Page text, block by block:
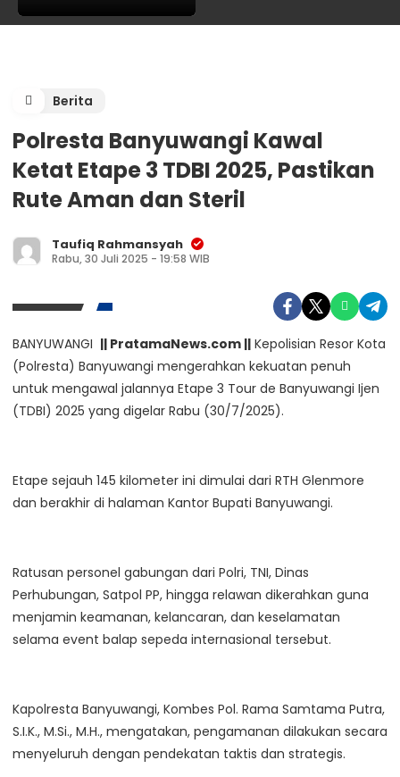
REKAYASA BAP
Berita
Polresta Banyuwangi Kawal
Ketat Etape 3 TDBI 2025, Pastikan
Rute Aman dan Steril
Taufiq Rahmansyah
Rabu, 30 Juli 2025 - 19:58 WIB
BANYUWANGI || PratamaNews.com || Kepolisian Resor Kota
(Polresta) Banyuwangi mengerahkan kekuatan penuh
untuk mengawal jalannya Etape 3 Tour de Banyuwangi Ijen
(TDBI) 2025 yang digelar Rabu (30/7/2025).
Etape sejauh 145 kilometer ini dimulai dari RTH Glenmore
dan berakhir di halaman Kantor Bupati Banyuwangi.
Ratusan personel gabungan dari Polri, TNI, Dinas
Perhubungan, Satpol PP, hingga relawan dikerahkan guna
menjamin keamanan, kelancaran, dan keselamatan
selama event balap sepeda internasional tersebut.
Kapolresta Banyuwangi, Kombes Pol. Rama Samtama Putra,
S.I.K., M.Si., M.H., mengatakan, pengamanan dilakukan secara
menyeluruh dengan pendekatan taktis dan strategis.